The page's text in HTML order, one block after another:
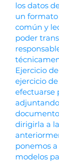
los datos
un
común y
poder
Ejercicio
ejercicio
efectuarse
dirigirla a
ponemos
modelos